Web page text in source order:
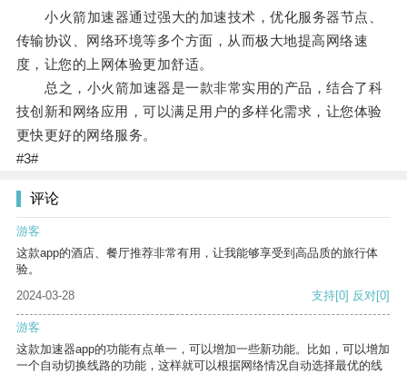
小火箭加速器通过强大的加速技术，优化服务器节点、
传输协议、网络环境等多个方面，从而极大地提高网络速
度，让您的上网体验更加舒适。
总之，小火箭加速器是一款非常实用的产品，结合了科
技创新和网络应用，可以满足用户的多样化需求，让您体验
更快更好的网络服务。
#3#
评论
游客
这款app的酒店、餐厅推荐非常有用，让我能够享受到高品质的旅行体
验。
2024-03-28
支持[0] 反对[0]
游客
这款加速器app的功能有点单一，可以增加一些新功能。比如，可以增加
一个自动切换线路的功能，这样就可以根据网络情况自动选择最优的线